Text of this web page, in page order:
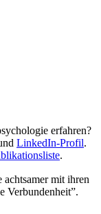
erfahren?
LinkedIn-Profil.
.
mit ihren
Verbundenheit”.